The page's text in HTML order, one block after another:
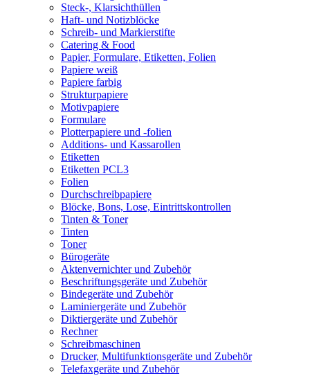
Steck-, Klarsichthüllen
Haft- und Notizblöcke
Schreib- und Markierstifte
Catering & Food
Papier, Formulare, Etiketten, Folien
Papiere weiß
Papiere farbig
Strukturpapiere
Motivpapiere
Formulare
Plotterpapiere und -folien
Additions- und Kassarollen
Etiketten
Etiketten PCL3
Folien
Durchschreibpapiere
Blöcke, Bons, Lose, Eintrittskontrollen
Tinten & Toner
Tinten
Toner
Bürogeräte
Aktenvernichter und Zubehör
Beschriftungsgeräte und Zubehör
Bindegeräte und Zubehör
Laminiergeräte und Zubehör
Diktiergeräte und Zubehör
Rechner
Schreibmaschinen
Drucker, Multifunktionsgeräte und Zubehör
Telefaxgeräte und Zubehör